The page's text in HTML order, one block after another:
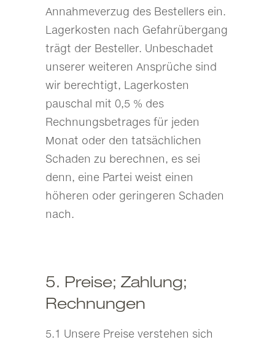
Annahmeverzug des Bestellers ein.
Lagerkosten nach Gefahrübergang
trägt der Besteller. Unbeschadet
unserer weiteren Ansprüche sind
wir berechtigt, Lagerkosten
pauschal mit 0,5 % des
Rechnungsbetrages für jeden
Monat oder den tatsächlichen
Schaden zu berechnen, es sei
denn, eine Partei weist einen
höheren oder geringeren Schaden
nach.
5. Preise; Zahlung;
Rechnungen
5.1 Unsere Preise verstehen sich